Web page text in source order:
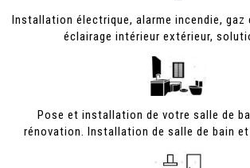
Installation électrique, alarme incendie, gaz
éclairage intérieur extérieur,
Pose et installation de votre salle de
rénovation. Installation de salle de bain